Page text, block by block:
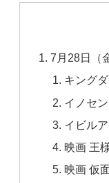
7月28日（
キング
イノセ
イビルア
映画 王
映画 仮